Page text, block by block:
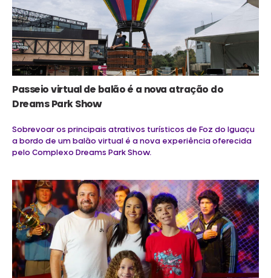
Passeio virtual de balão é a nova atração do
Dreams Park Show
Sobrevoar os principais atrativos turísticos de Foz do Iguaçu
a bordo de um balão virtual é a nova experiência oferecida
pelo Complexo Dreams Park Show.